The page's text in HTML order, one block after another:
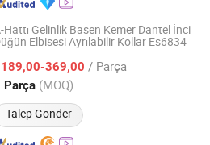
Hattı Gelinlik Basen Kemer Dantel İnci
Elbisesi Ayrılabilir Kollar Es6834
369,00 / Parça
Parça (MOQ)
Talep Gönder
Ltd.
Fiyat 2013